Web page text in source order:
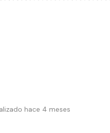
hace 4 meses